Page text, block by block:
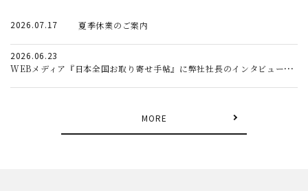
2026.07.17 夏季休業のご案内
2026.06.23
WEBメディア『日本全国お取り寄せ手帖』に弊社社長のインタビュー記事が掲載されました。
MORE